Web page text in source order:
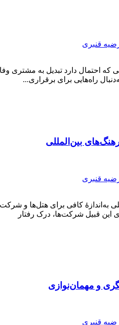
قنبری
که احتمال دارد تبدیل به مشتری
راه‌هایی برای برقراری...
بین‌المللی
قنبری
به‌اندازۀ کافی برای هتل‌ها و
قبیل شرکت‌ها، درک رفتار
و مهمان‌نوازی
قنبری